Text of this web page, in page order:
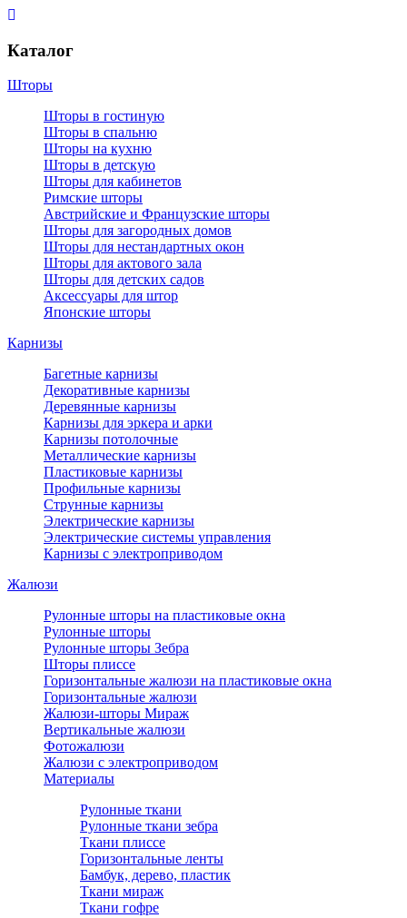
Каталог
Шторы
Шторы в гостиную
Шторы в спальню
Шторы на кухню
Шторы в детскую
Шторы для кабинетов
Римские шторы
Австрийские и Французские шторы
Шторы для загородных домов
Шторы для нестандартных окон
Шторы для актового зала
Шторы для детских садов
Аксессуары для штор
Японские шторы
Карнизы
Багетные карнизы
Декоративные карнизы
Деревянные карнизы
Карнизы для эркера и арки
Карнизы потолочные
Металлические карнизы
Пластиковые карнизы
Профильные карнизы
Струнные карнизы
Электрические карнизы
Электрические системы управления
Карнизы с электроприводом
Жалюзи
Рулонные шторы на пластиковые окна
Рулонные шторы
Рулонные шторы Зебра
Шторы плиссе
Горизонтальные жалюзи на пластиковые окна
Горизонтальные жалюзи
Жалюзи-шторы Мираж
Вертикальные жалюзи
Фотожалюзи
Жалюзи с электроприводом
Материалы
Рулонные ткани
Рулонные ткани зебра
Ткани плиссе
Горизонтальные ленты
Бамбук, дерево, пластик
Ткани мираж
Ткани гофре